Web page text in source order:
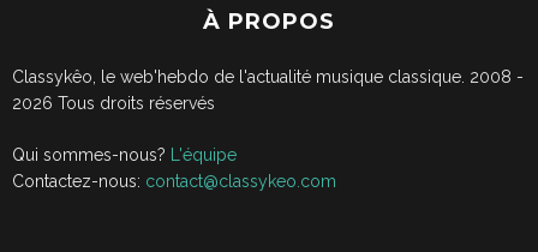
À PROPOS
Classykêo, le web'hebdo de l'actualité musique classique. 2008 -
2026 Tous droits réservés
Qui sommes-nous?
L'équipe
Contactez-nous: contact@classykeo.com